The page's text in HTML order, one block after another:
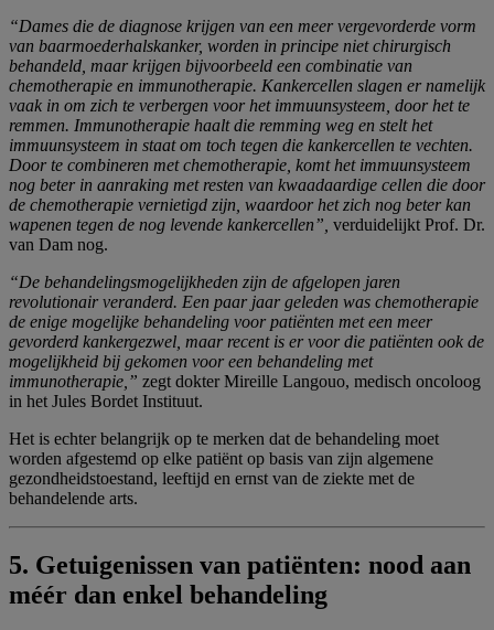
“Dames die de diagnose krijgen van een meer vergevorderde vorm
van baarmoederhalskanker, worden in principe niet chirurgisch
behandeld, maar krijgen bijvoorbeeld een combinatie van
chemotherapie en immunotherapie. Kankercellen slagen er namelijk
vaak in om zich te verbergen voor het immuunsysteem, door het te
remmen. Immunotherapie haalt die remming weg en stelt het
immuunsysteem in staat om toch tegen die kankercellen te vechten.
Door te combineren met chemotherapie, komt het immuunsysteem
nog beter in aanraking met resten van kwaadaardige cellen die door
de chemotherapie vernietigd zijn, waardoor het zich nog beter kan
wapenen tegen de nog levende kankercellen”, verduidelijkt Prof. Dr.
van Dam nog.
“De behandelingsmogelijkheden zijn de afgelopen jaren
revolutionair veranderd. Een paar jaar geleden was chemotherapie
de enige mogelijke behandeling voor patiënten met een meer
gevorderd kankergezwel, maar recent is er voor die patiënten ook de
mogelijkheid bij gekomen voor een behandeling met
immunotherapie,” zegt dokter Mireille Langouo, medisch oncoloog
in het Jules Bordet Instituut.
Het is echter belangrijk op te merken dat de behandeling moet
worden afgestemd op elke patiënt op basis van zijn algemene
gezondheidstoestand, leeftijd en ernst van de ziekte met de
behandelende arts.
5. Getuigenissen van patiënten: nood aan
méér dan enkel behandeling